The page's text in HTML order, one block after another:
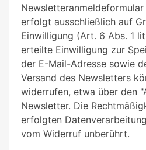
erfolgt ausschließlich auf
Einwilligung (Art. 6 Abs. 1
erteilte Einwilligung zur
der E-Mail-Adresse sowie
Versand des Newsletters
widerrufen, etwa über den
Newsletter. Die
erfolgten
vom Widerruf unberührt.